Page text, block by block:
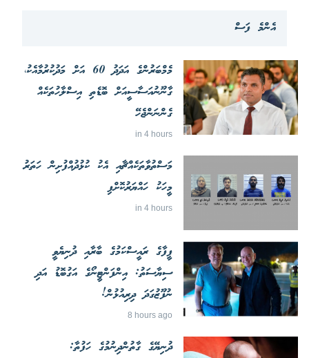
އެންމެ ފަސް
މެމްބަރުންގެ އަދަދު 60 އަށް މަދުކުރުމާއެކު،
ގާނޫނުއަސާސީއަށް ބޮޑެތި އިސްލާހުތަކެއް
ގެންނަންޖެހޭ
in 4 hours
މަސްތުވާތަކެއްޗާއި އެކު ކުޅުދުއްފުށިން ހަތަރު
މީހަކު ހައްޔަރުކޮށްފި
in 4 hours
ފީފާގެ ރައީސްކަމުގެ ބާރާއި ދުނިޔެވީ
ސިޔާސަތު: އިންފަންޓީނޯގެ އަގުބޮޑު އަދި
ނުފޫޒުގަދަ ދިރިއުޅުން!
8 hours ago
ދުނިޔޭގެ ގާތުންދިނުމުގެ ހަފުތާ: